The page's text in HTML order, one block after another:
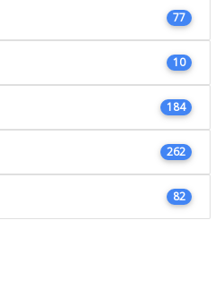
77
10
184
262
82